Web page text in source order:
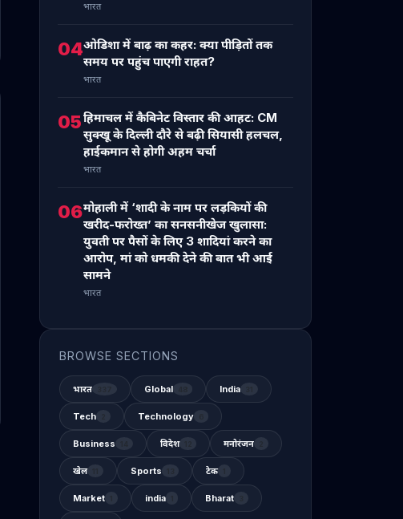
भारत
04ओडिशा में बाढ़ का कहर: क्या पीड़ितों तक
समय पर पहुंच पाएगी राहत?
भारत
05हिमाचल में कैबिनेट विस्तार की आहट: CM
सुक्खू के दिल्ली दौरे से बढ़ी सियासी हलचल,
हाईकमान से होगी अहम चर्चा
भारत
06मोहाली में ‘शादी के नाम पर लड़कियों की
खरीद-फरोख्त’ का सनसनीखेज खुलासा:
युवती पर पैसों के लिए 3 शादियां करने का
आरोप, मां को धमकी देने की बात भी आई
सामने
भारत
BROWSE SECTIONS
भारत Global India
Tech Technology
Business विदेश मनोरंजन
खेल Sports टेक
Market india Bharat